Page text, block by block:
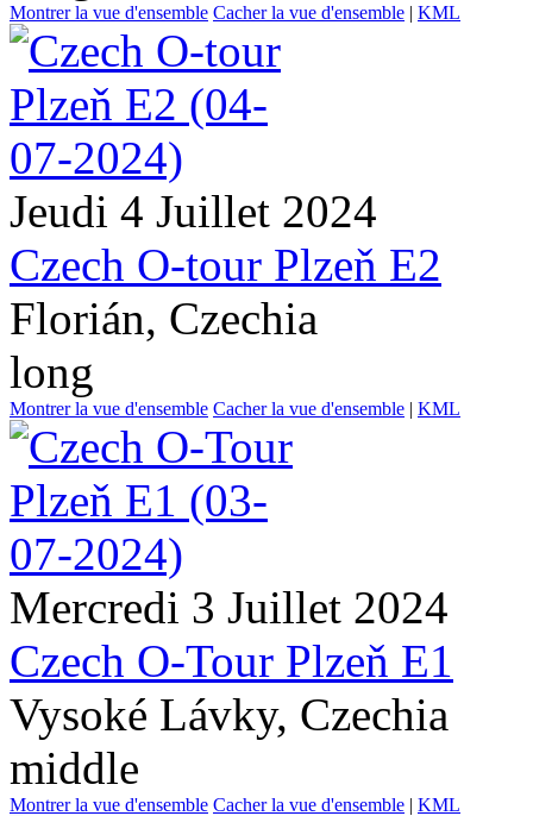
Montrer la vue d'ensemble Cacher la vue d'ensemble | KML
Jeudi 4 Juillet 2024
Czech O-tour Plzeň E2
Florián, Czechia
long
Montrer la vue d'ensemble Cacher la vue d'ensemble | KML
Mercredi 3 Juillet 2024
Czech O-Tour Plzeň E1
Vysoké Lávky, Czechia
middle
Montrer la vue d'ensemble Cacher la vue d'ensemble | KML